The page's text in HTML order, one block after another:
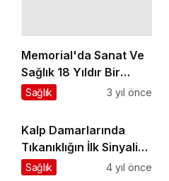
Memorial'da Sanat Ve
Sağlık 18 Yıldır Bir
Arada!
Sağlık 3 yıl önce
Kalp Damarlarında
Tıkanıklığın İlk Sinyaline
Dikkat
Sağlık 4 yıl önce